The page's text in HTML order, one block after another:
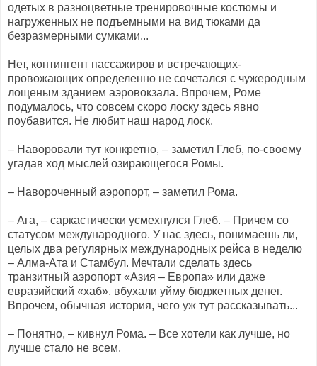
одетых в разноцветные тренировочные костюмы и
нагруженных не подъемными на вид тюками да
безразмерными сумками...
Нет, контингент пассажиров и встречающих-
провожающих определенно не сочетался с чужеродным
лощеным зданием аэровокзала. Впрочем, Роме
подумалось, что совсем скоро лоску здесь явно
поубавится. Не любит наш народ лоск.
– Наворовали тут конкретно, – заметил Глеб, по-своему
угадав ход мыслей озирающегося Ромы.
– Навороченный аэропорт, – заметил Рома.
– Ага, – саркастически усмехнулся Глеб. – Причем со
статусом международного. У нас здесь, понимаешь ли,
целых два регулярных международных рейса в неделю
– Алма-Ата и Стамбул. Мечтали сделать здесь
транзитный аэропорт «Азия – Европа» или даже
евразийский «хаб», вбухали уйму бюджетных денег.
Впрочем, обычная история, чего уж тут рассказывать...
– Понятно, – кивнул Рома. – Все хотели как лучше, но
лучше стало не всем.